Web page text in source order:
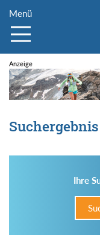
Menü
Ihre